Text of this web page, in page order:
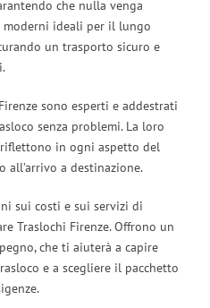
che nulla venga
ideali per il lungo
un trasporto sicuro e
sono esperti e addestrati
senza problemi. La loro
in ogni aspetto del
a destinazione.
sui costi e sui servizi di
Traslochi Firenze. Offrono un
che ti aiuterà a capire
e a scegliere il pacchetto